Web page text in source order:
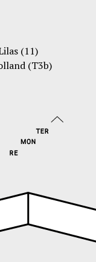
(11)
(T3b)